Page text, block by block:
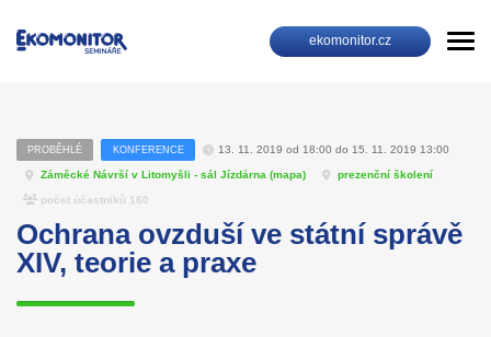
ekomonitor.cz
PROBĚHLÉ KONFERENCE 13. 11. 2019 od 18:00 do 15. 11. 2019 13:00
Záměcké Návrší v Litomyšli - sál Jízdárna (mapa) prezenční školení
počet účastníků 160
Ochrana ovzduší ve státní správě
XIV, teorie a praxe